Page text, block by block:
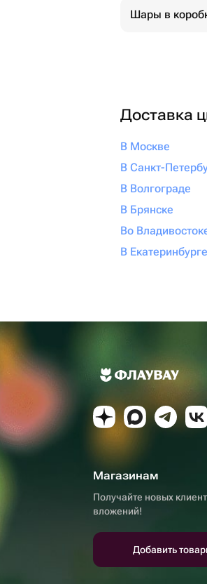
Шары в
Доставка
В Москве
В Санкт-
В Волгограде
В Брянске
Во
В Екатеринбурге
Магазинам
Получайте новых
вложений!
Добавить